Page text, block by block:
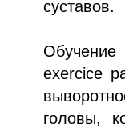
суставов.
Обучение
exercice
головы,